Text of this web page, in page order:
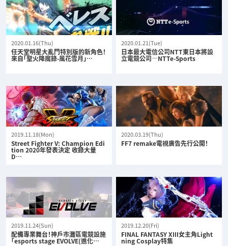
2020.01.16(Thu)
任天堂明星大亂鬥特別版的新角色！
來自「聖火降魔錄-風花雪月」…
2020.01.21(Tue)
日本最大電信公司NTT東日本將設
立電競公司—NTTe-Sports
2019.11.18(Mon)
Street Fighter V: Champion Edi
tion 2020年發表決定 收錄大量
D…
2020.03.19(Thu)
FF7 remake電視廣告先行公開！
2019.11.24(Sun)
配備專業舞台！神戶市灘區電競設施
「esports stage EVOLVE(進化…
2019.12.20(Fri)
FINAL FANTASY XIII女主角Light
ning Cosplay特集